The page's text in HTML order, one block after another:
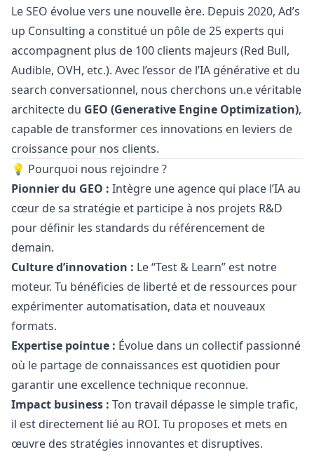
Le SEO évolue vers une nouvelle ère. Depuis 2020, Ad’s
up Consulting a constitué un pôle de 25 experts qui
accompagnent plus de 100 clients majeurs (Red Bull,
Audible, OVH, etc.). Avec l’essor de l’IA générative et du
search conversationnel, nous cherchons un.e véritable
architecte du GEO (Generative Engine Optimization),
capable de transformer ces innovations en leviers de
croissance pour nos clients.
💡 Pourquoi nous rejoindre ?
Pionnier du GEO : Intègre une agence qui place l’IA au
cœur de sa stratégie et participe à nos projets R&D
pour définir les standards du référencement de
demain.
Culture d’innovation : Le “Test & Learn” est notre
moteur. Tu bénéficies de liberté et de ressources pour
expérimenter automatisation, data et nouveaux
formats.
Expertise pointue : Évolue dans un collectif passionné
où le partage de connaissances est quotidien pour
garantir une excellence technique reconnue.
Impact business : Ton travail dépasse le simple trafic,
il est directement lié au ROI. Tu proposes et mets en
œuvre des stratégies innovantes et disruptives.